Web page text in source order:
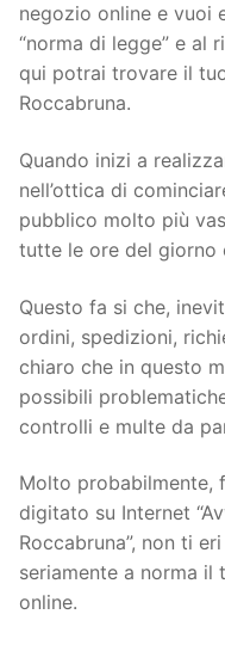
negozio online e vuoi
“norma di legge” e al
qui potrai trovare il
Roccabruna.
Quando inizi a
nell’ottica di
pubblico molto più
tutte le ore del giorno
Questo fa si che,
ordini, spedizioni,
chiaro che in questo
possibili
controlli e multe da
Molto probabilmente,
digitato su Internet
Roccabruna”, non ti
seriamente a norma
online.